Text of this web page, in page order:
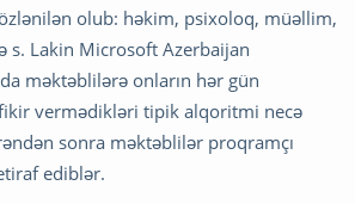
olub: həkim, psixoloq, müəllim,
s. Lakin Microsoft Azerbaijan
məktəblilərə onların hər gün
fikir vermədikləri tipik alqoritmi necə
sonra məktəblilər proqramçı
ediblər.